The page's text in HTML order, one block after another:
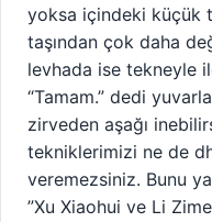
yoksa içindeki küçük
taşından çok daha
levhada ise tekneyle
“Tamam.” dedi
zirveden aşağı
tekniklerimizi ne de
veremezsiniz. Bunu
”Xu Xiaohui ve Li